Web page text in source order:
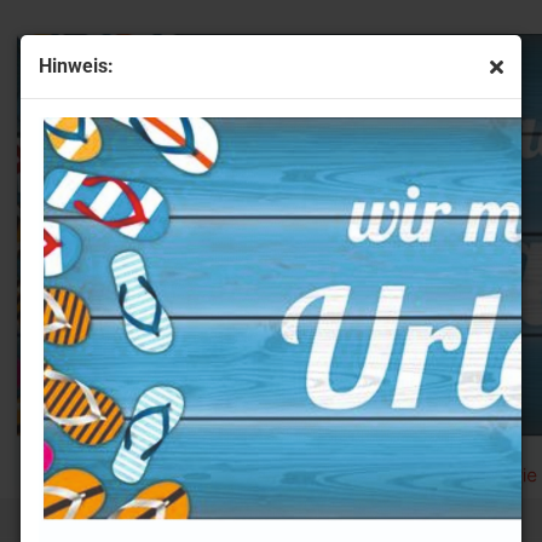
Hinweis:
Impulse Isolierbecher 0,35 l Midnight Blue